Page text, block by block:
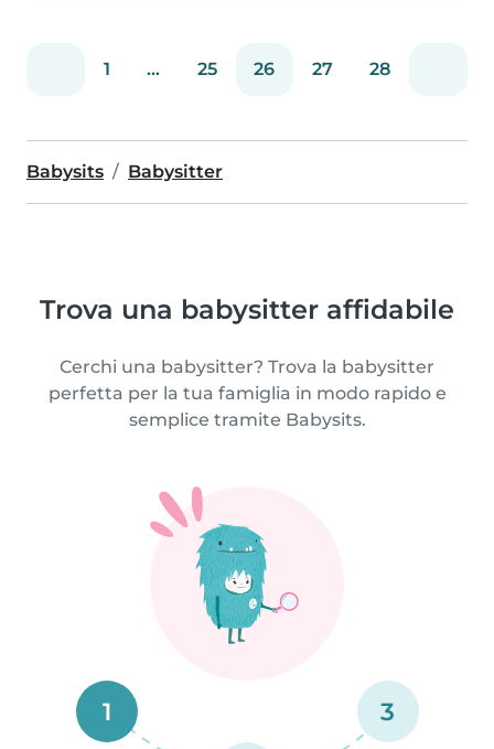
1 ... 25 26 27 28
Babysits Babysitter
Trova una babysitter affidabile
Cerchi una babysitter? Trova la babysitter
perfetta per la tua famiglia in modo rapido e
semplice tramite Babysits.
1 3